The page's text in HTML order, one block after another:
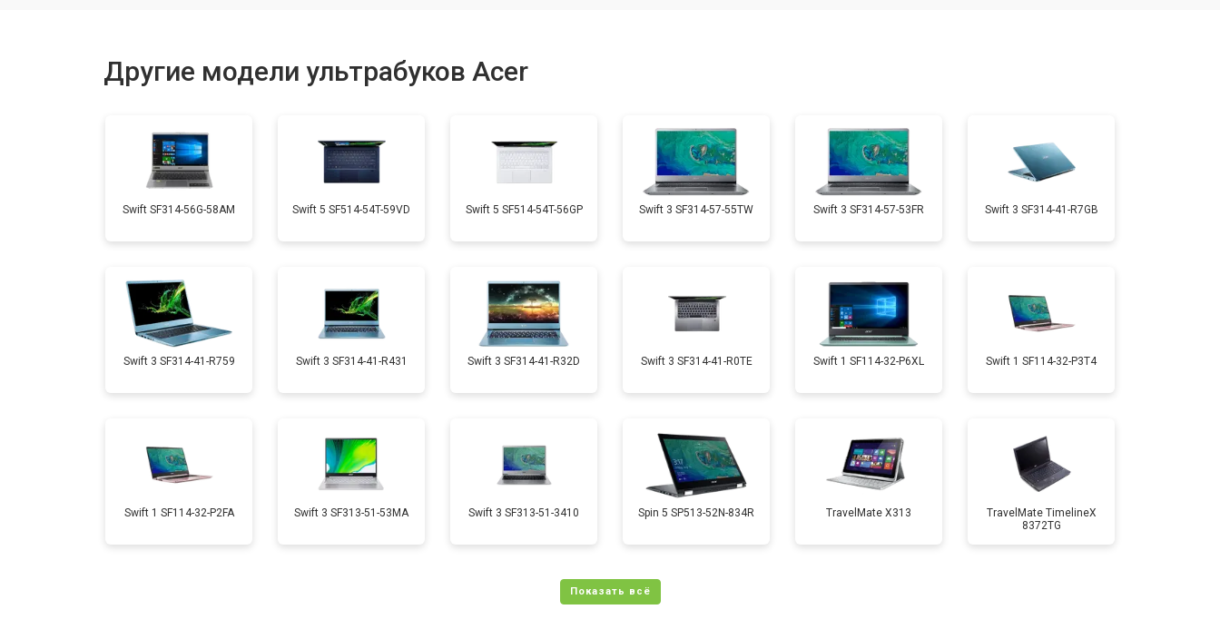
Установка видеокарты от 60 мин от 1350 ₽ Заказать
Замена микрофона от 1950 ₽
Замена кулера от 50 мин от 1950 ₽ Заказать
Замена HDMI порта от 50 мин от 1750 ₽ Заказать
Замена матрицы от 110 мин от 3950 ₽ Заказать
от 60 мин
Другие модели ультрабуков Acer
Swift SF314-56G-58AM Swift 5 SF514-54T-59VD Swift 5 SF514-54T-56GP Swift 3 SF314-57-55TW Swift 3 SF314-57-53FR Swift 3 SF314-41-R7GB
Swift 3 SF314-41-R759 Swift 3 SF314-41-R431 Swift 3 SF314-41-R32D Swift 3 SF314-41-R0TE Swift 1 SF114-32-P6XL Swift 1 SF114-32-P3T4
Swift 1 SF114-32-P2FA Swift 3 SF313-51-53MA Swift 3 SF313-51-3410 Spin 5 SP513-52N-834R TravelMate X313
TravelMate TimelineX
8372TG